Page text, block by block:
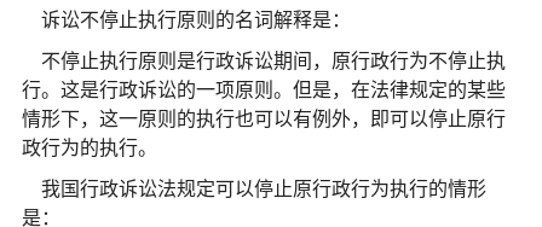
诉讼不停止执行原则的名词解释是：
不停止执行原则是行政诉讼期间，原行政行为不停止执
行。这是行政诉讼的一项原则。但是，在法律规定的某些
情形下，这一原则的执行也可以有例外，即可以停止原行
政行为的执行。
我国行政诉讼法规定可以停止原行政行为执行的情形
是：